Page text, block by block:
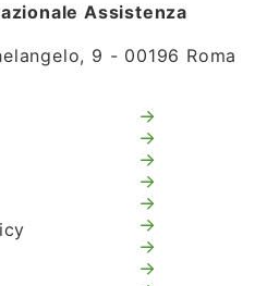
Assistenza
9 - 00196 Roma